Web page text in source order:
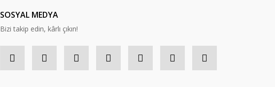
SOSYAL MEDYA
Bizi takip edin, kârlı çıkın!